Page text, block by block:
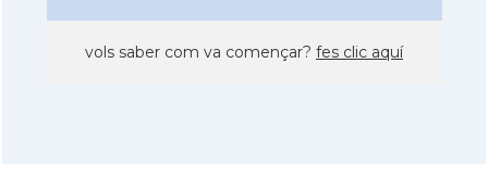
vols saber com va començar? fes clic aquí